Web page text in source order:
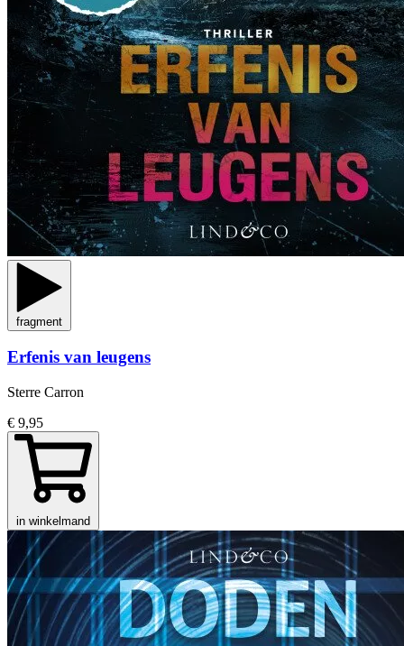
fragment
Erfenis van leugens
Sterre Carron
€ 9,95
in winkelmand